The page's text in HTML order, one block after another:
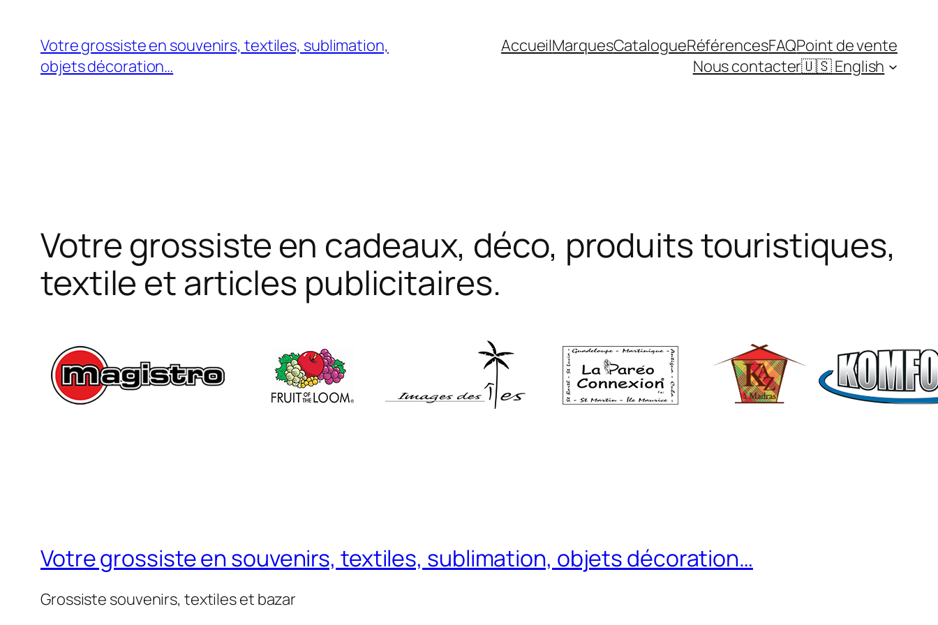
contenu
Votre grossiste en souvenirs, textiles, sublimation,
objets décoration…
AccueilMarquesCatalogueRéférencesFAQPoint de vente
Nous contacter🇺🇸 English
Votre grossiste en cadeaux, déco, produits touristiques,
textile et articles publicitaires.
Votre grossiste en souvenirs, textiles, sublimation, objets décoration…
Grossiste souvenirs, textiles et bazar